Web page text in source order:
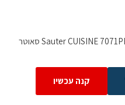
קנה עכשיו